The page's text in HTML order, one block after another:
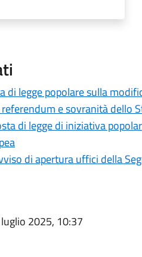
di legge popolare sulla
e sovranità dello
di legge di iniziativa
di apertura uffici della
2025, 10:37